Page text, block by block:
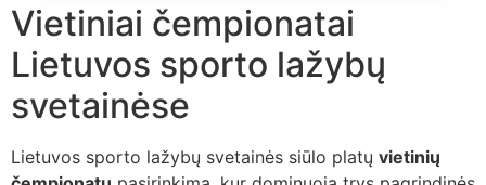
Vietiniai čempionatai
Lietuvos sporto lažybų
svetainėse
Lietuvos sporto lažybų svetainės siūlo platų vietinių